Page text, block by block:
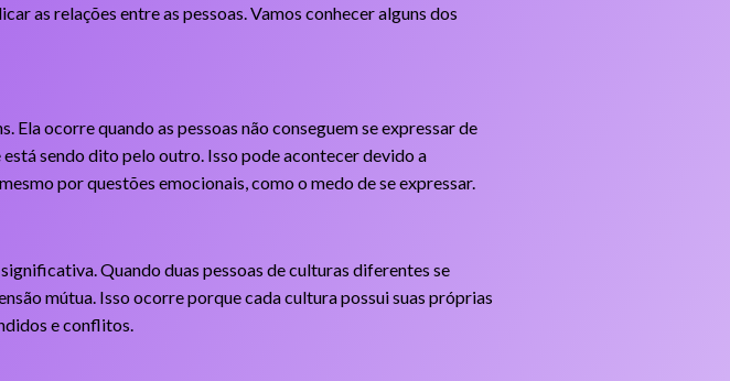
as relações entre as pessoas. Vamos conhecer alguns dos
ocorre quando as pessoas não conseguem se expressar de
sendo dito pelo outro. Isso pode acontecer devido a
por questões emocionais, como o medo de se expressar.
Quando duas pessoas de culturas diferentes se
mútua. Isso ocorre porque cada cultura possui suas próprias
e conflitos.